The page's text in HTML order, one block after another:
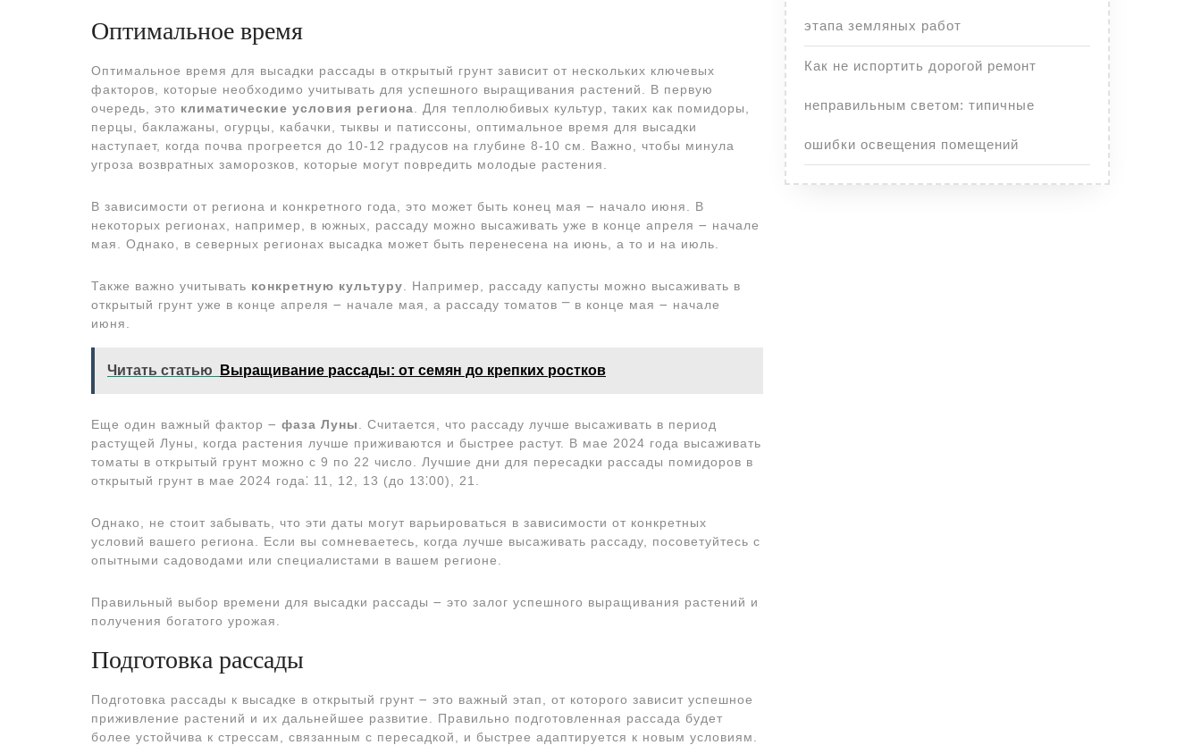
Оптимальное время
Оптимальное время для высадки рассады в открытый грунт зависит от нескольких ключевых
факторов, которые необходимо учитывать для успешного выращивания растений. В первую
очередь, это климатические условия региона . Для теплолюбивых культур, таких как помидоры,
перцы, баклажаны, огурцы, кабачки, тыквы и патиссоны, оптимальное время для высадки
наступает, когда почва прогреется до 10-12 градусов на глубине 8-10 см. Важно, чтобы минула
угроза возвратных заморозков, которые могут повредить молодые растения.
В зависимости от региона и конкретного года, это может быть конец мая ౼ начало июня. В
некоторых регионах, например, в южных, рассаду можно высаживать уже в конце апреля ౼ начале
мая. Однако, в северных регионах высадка может быть перенесена на июнь, а то и на июль.
Также важно учитывать конкретную культуру . Например, рассаду капусты можно высаживать в
открытый грунт уже в конце апреля ౼ начале мая, а рассаду томатов ⎻ в конце мая ౼ начале
июня.
Читать статью Выращивание рассады: от семян до крепких ростков
Еще один важный фактор ౼ фаза Луны
. Считается, что рассаду лучше высаживать в период
растущей Луны, когда растения лучше приживаются и быстрее растут. В мае 2024 года высаживать
томаты в открытый грунт можно с 9 по 22 число. Лучшие дни для пересадки рассады помидоров в
открытый грунт в мае 2024 года⁚ 11, 12, 13 (до 13⁚00), 21.
Однако, не стоит забывать, что эти даты могут варьироваться в зависимости от конкретных
условий вашего региона. Если вы сомневаетесь, когда лучше высаживать рассаду, посоветуйтесь с
опытными садоводами или специалистами в вашем регионе.
Правильный выбор времени для высадки рассады ౼ это залог успешного выращивания растений и
получения богатого урожая.
Подготовка рассады
Подготовка рассады к высадке в открытый грунт ౼ это важный этап, от которого зависит успешное
приживление растений и их дальнейшее развитие. Правильно подготовленная рассада будет
более устойчива к стрессам, связанным с пересадкой, и быстрее адаптируется к новым условиям.
этапа земляных работ
Как не испортить дорогой ремонт
неправильным светом: типичные
ошибки освещения помещений